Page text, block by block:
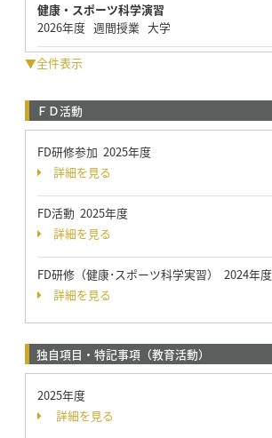
健康・スポーツ科学演習
2026年度 週間授業 大学
▼全件表示
ＦＤ活動
FD研修参加 2025年度
詳細を見る
FD活動 2025年度
詳細を見る
FD研修（健康･スポーツ科学実習） 2024年度
詳細を見る
独自項目・特記事項（教育活動）
2025年度
詳細を見る